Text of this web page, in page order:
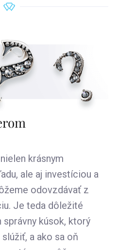
krásnym
ale aj investíciou a
odovzdávať z
Je teda dôležité
kúsok, ktorý
a ako sa oň